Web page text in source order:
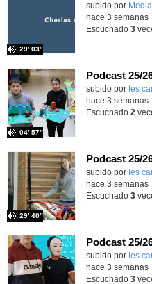
subido por
29′ 03″
hace 3 semanas
Escuchado 3
subido por Ies
04′ 57″
hace 3 semanas
Escuchado 2
subido por Ies
29′ 40″
hace 3 semanas
Escuchado 3
subido por Ies
hace 3 semanas
Escuchado 3